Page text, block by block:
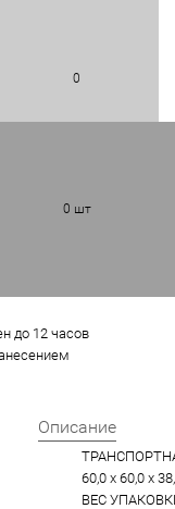
0
0 шт
до 12 часов
Описание
60,0 x 60,0 x
ВЕС